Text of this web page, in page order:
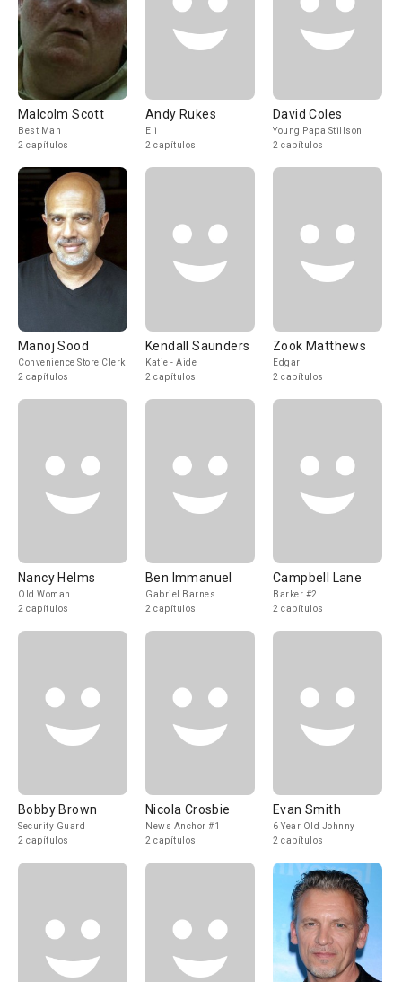
Malcolm Scott
Best Man
2 capítulos
Andy Rukes
Eli
2 capítulos
David Coles
Young Papa Stillson
2 capítulos
Manoj Sood
Convenience Store Clerk
2 capítulos
Kendall Saunders
Katie - Aide
2 capítulos
Zook Matthews
Edgar
2 capítulos
Nancy Helms
Old Woman
2 capítulos
Ben Immanuel
Gabriel Barnes
2 capítulos
Campbell Lane
Barker #2
2 capítulos
Bobby Brown
Security Guard
2 capítulos
Nicola Crosbie
News Anchor #1
2 capítulos
Evan Smith
6 Year Old Johnny
2 capítulos